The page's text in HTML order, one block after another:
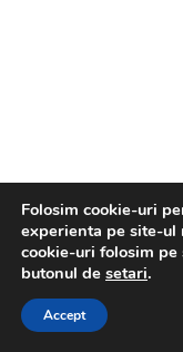
Folosim cookie-uri
experienta pe site-ul
cookie-uri folosim
butonul de setari.
Accept